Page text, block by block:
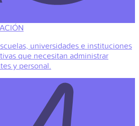
universidades e instituciones
que necesitan administrar
y personal.